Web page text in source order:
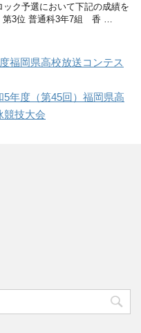
ク予選において下記の成績を
第3位 普通科3年7組 香 …
福岡県高校放送コンテス
5年度（第45回）福岡県高
競技大会